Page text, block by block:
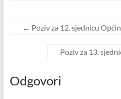
← Poziv za 12. sjednicu
Poziv za 13.
Odgovori